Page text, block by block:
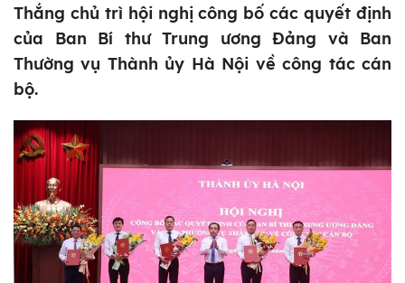
Thắng chủ trì hội nghị công bố các quyết định
của Ban Bí thư Trung ương Đảng và Ban
Thường vụ Thành ủy Hà Nội về công tác cán
bộ.